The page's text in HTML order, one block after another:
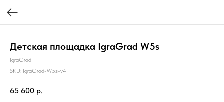
Детская площадка IgraGrad W5s
IgraGrad
SKU: IgraGrad-W5s-v4
65 600 р.